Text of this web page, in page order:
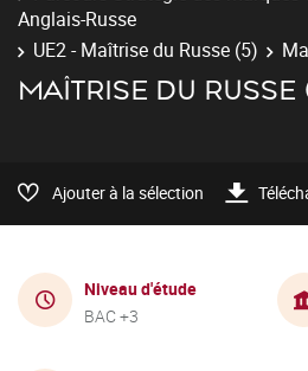
Anglais-Russe
UE2 - Maîtrise du Russe (5)
MAÎTRISE DU RUSSE
Ajouter à la sélection
Niveau d'étude
BAC +3